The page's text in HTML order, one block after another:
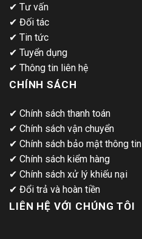
✔ Tư vấn
✔ Đối tác
✔ Tin tức
✔ Tuyển dụng
✔ Thông tin liên hệ
CHÍNH SÁCH
✔ Chính sách thanh toán
✔ Chính sách vận chuyển
✔ Chính sách bảo mật thông tin
✔ Chính sách kiểm hàng
✔ Chính sách xử lý khiếu nại
✔ Đổi trả và hoàn tiền
LIÊN HỆ VỚI CHÚNG TÔI